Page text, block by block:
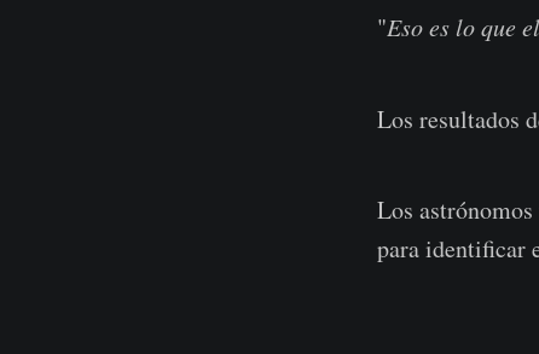
"Eso es lo que
Los resultados
Los
para identificar